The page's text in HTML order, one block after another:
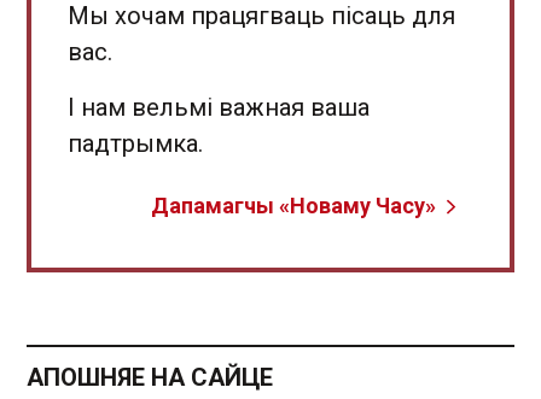
Мы хочам працягваць пісаць для
вас.
І нам вельмі важная ваша
падтрымка.
Дапамагчы «Новаму Часу»
АПОШНЯЕ НА САЙЦЕ